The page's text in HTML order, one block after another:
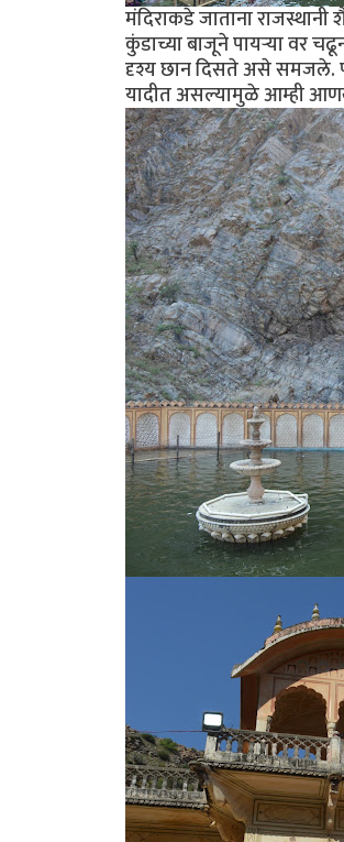
मंदिराकडे जाताना
कुंडाच्या बाजूने पायऱ्या वर
दृश्य छान दिसते असे समजले.
यादीत असल्यामुळे आम्ही